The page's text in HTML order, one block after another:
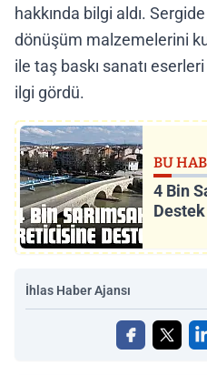
hakkında bilgi aldı.
dönüşüm malzemelerini
ile taş baskı sanatı
ilgi gördü.
BU
4 Bin
Destek
İhlas Haber Ajansı